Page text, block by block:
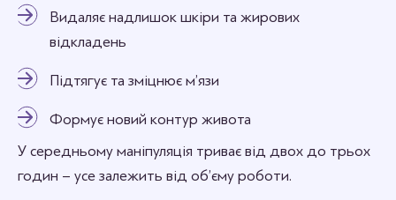
Видаляє надлишок шкіри та жирових
відкладень
Підтягує та зміцнює м’язи
Формує новий контур живота
У середньому маніпуляція триває від двох до трьох
годин – усе залежить від об’єму роботи.